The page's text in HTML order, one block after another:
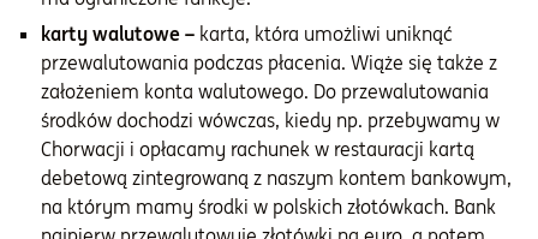
karty walutowe – karta, która umożliwi uniknąć
przewalutowania podczas płacenia. Wiąże się także z
założeniem konta walutowego. Do przewalutowania
środków dochodzi wówczas, kiedy np. przebywamy w
Chorwacji i opłacamy rachunek w restauracji kartą
debetową zintegrowaną z naszym kontem bankowym,
na którym mamy środki w polskich złotówkach. Bank